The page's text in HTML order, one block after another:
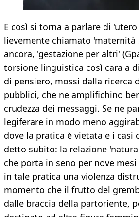
E così si torna a parlare di
lievemente chiamato 'maternità
ancora, 'gestazione per altri'
torsione linguistica così cara a
di pensiero, mossi dalla ricerca
pubblici, che ne amplifichino
crudezza dei messaggi. Se ne
legiferare in modo meno
dove la pratica è vietata e i casi
detto subito: la relazione
che porta in seno per nove
in tale pratica una violenza
momento che il frutto del
dalle braccia della partoriente,